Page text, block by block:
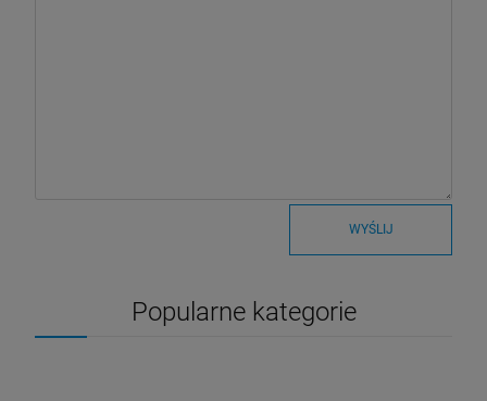
WYŚLIJ
Popularne kategorie